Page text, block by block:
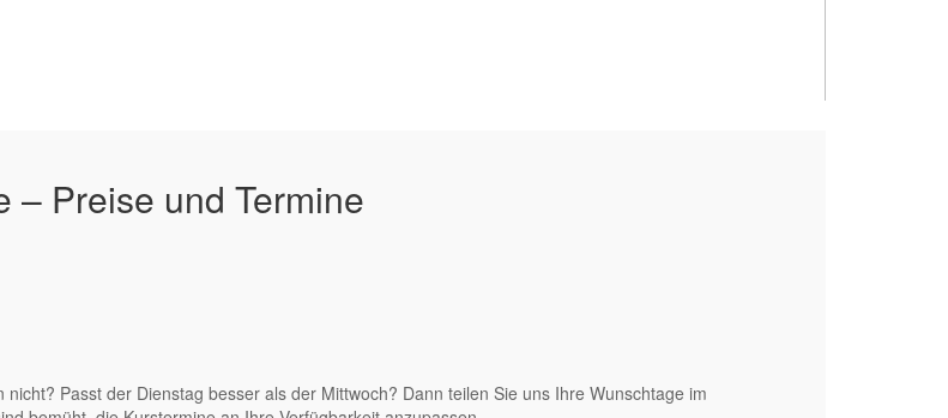
– Preise und Termine
Passt der Dienstag besser als der Mittwoch? Dann teilen Sie uns Ihre Wunschtage im